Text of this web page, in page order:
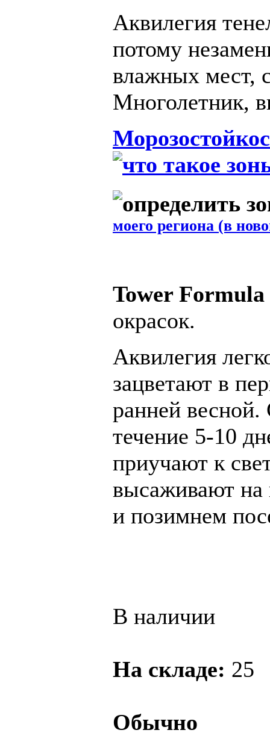
Аквилегия
потому
влажных мест,
Многолетник, в
моего региона (в
Tower
окрасок.
Аквилегия
зацветают в
ранней весной.
течение 5-10
приучают к
высаживают на
и позимнем
В наличии
На складе: 25
Обычно